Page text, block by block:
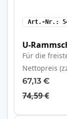
Art.-Nr.
U-
Für die
Nettopreis
67,13 €
74,59 €